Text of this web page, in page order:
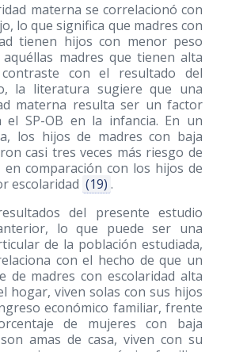
materna se correlacionó con
lo que significa que madres con
tienen hijos con menor peso
madres que tienen alta
contraste con el resultado del
la literatura sugiere que una
materna resulta ser un factor
el SP-OB en la infancia. En un
los hijos de madres con baja
casi tres veces más riesgo de
en comparación con los hijos de
escolaridad (19) .
del presente estudio
lo que puede ser una
de la población estudiada,
con el hecho de que un
de madres con escolaridad alta
hogar, viven solas con sus hijos
económico familiar, frente
de mujeres con baja
amas de casa, viven con su